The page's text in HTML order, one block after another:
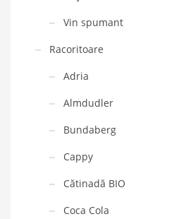
Vin spumant
Racoritoare
Adria
Almdudler
Bundaberg
Cappy
Cătinadă BIO
Coca Cola